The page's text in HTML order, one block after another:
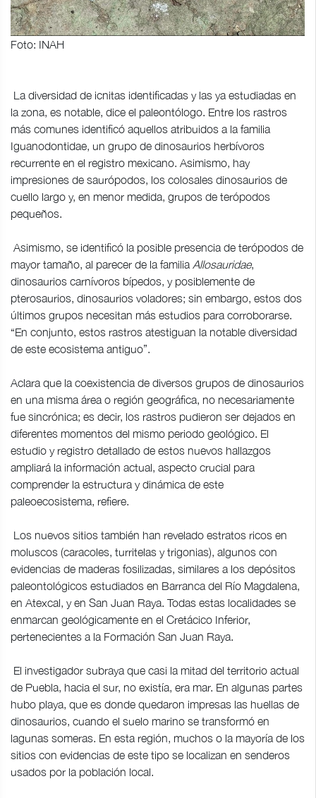
Foto: INAH
La diversidad de icnitas identificadas y las ya estudiadas en
la zona, es notable, dice el paleontólogo. Entre los rastros
más comunes identificó aquellos atribuidos a la familia
Iguanodontidae, un grupo de dinosaurios herbívoros
recurrente en el registro mexicano. Asimismo, hay
impresiones de saurópodos, los colosales dinosaurios de
cuello largo y, en menor medida, grupos de terópodos
pequeños.
Asimismo, se identificó la posible presencia de terópodos de
mayor tamaño, al parecer de la familia Allosauridae,
dinosaurios carnívoros bípedos, y posiblemente de
pterosaurios, dinosaurios voladores; sin embargo, estos dos
últimos grupos necesitan más estudios para corroborarse.
“En conjunto, estos rastros atestiguan la notable diversidad
de este ecosistema antiguo”.
Aclara que la coexistencia de diversos grupos de dinosaurios
en una misma área o región geográfica, no necesariamente
fue sincrónica; es decir, los rastros pudieron ser dejados en
diferentes momentos del mismo periodo geológico. El
estudio y registro detallado de estos nuevos hallazgos
ampliará la información actual, aspecto crucial para
comprender la estructura y dinámica de este
paleoecosistema, refiere.
Los nuevos sitios también han revelado estratos ricos en
moluscos (caracoles, turritelas y trigonias), algunos con
evidencias de maderas fosilizadas, similares a los depósitos
paleontológicos estudiados en Barranca del Río Magdalena,
en Atexcal, y en San Juan Raya. Todas estas localidades se
enmarcan geológicamente en el Cretácico Inferior,
pertenecientes a la Formación San Juan Raya.
El investigador subraya que casi la mitad del territorio actual
de Puebla, hacia el sur, no existía, era mar. En algunas partes
hubo playa, que es donde quedaron impresas las huellas de
dinosaurios, cuando el suelo marino se transformó en
lagunas someras. En esta región, muchos o la mayoría de los
sitios con evidencias de este tipo se localizan en senderos
usados por la población local.